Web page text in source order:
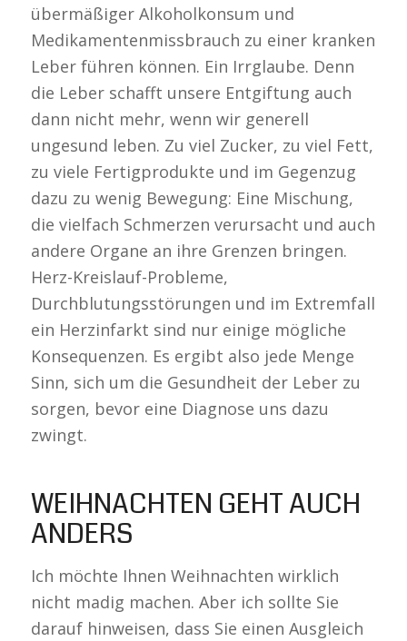
übermäßiger Alkoholkonsum und
Medikamentenmissbrauch zu einer kranken
Leber führen können. Ein Irrglaube. Denn
die Leber schafft unsere Entgiftung auch
dann nicht mehr, wenn wir generell
ungesund leben. Zu viel Zucker, zu viel Fett,
zu viele Fertigprodukte und im Gegenzug
dazu zu wenig Bewegung: Eine Mischung,
die vielfach Schmerzen verursacht und auch
andere Organe an ihre Grenzen bringen.
Herz-Kreislauf-Probleme,
Durchblutungsstörungen und im Extremfall
ein Herzinfarkt sind nur einige mögliche
Konsequenzen. Es ergibt also jede Menge
Sinn, sich um die Gesundheit der Leber zu
sorgen, bevor eine Diagnose uns dazu
zwingt.
WEIHNACHTEN GEHT AUCH
ANDERS
Ich möchte Ihnen Weihnachten wirklich
nicht madig machen. Aber ich sollte Sie
darauf hinweisen, dass Sie einen Ausgleich